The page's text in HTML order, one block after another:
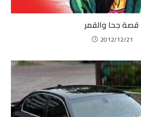
قصة جحا والقمر
2012/12/21